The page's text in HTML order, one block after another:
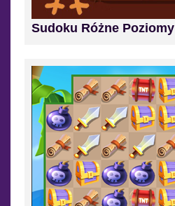
Sudoku Różne Poziomy